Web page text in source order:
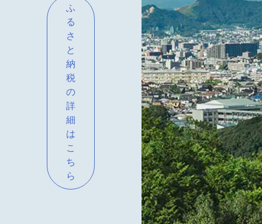
ふ
る
さ
と
納
税
の
詳
細
は
こ
ち
ら